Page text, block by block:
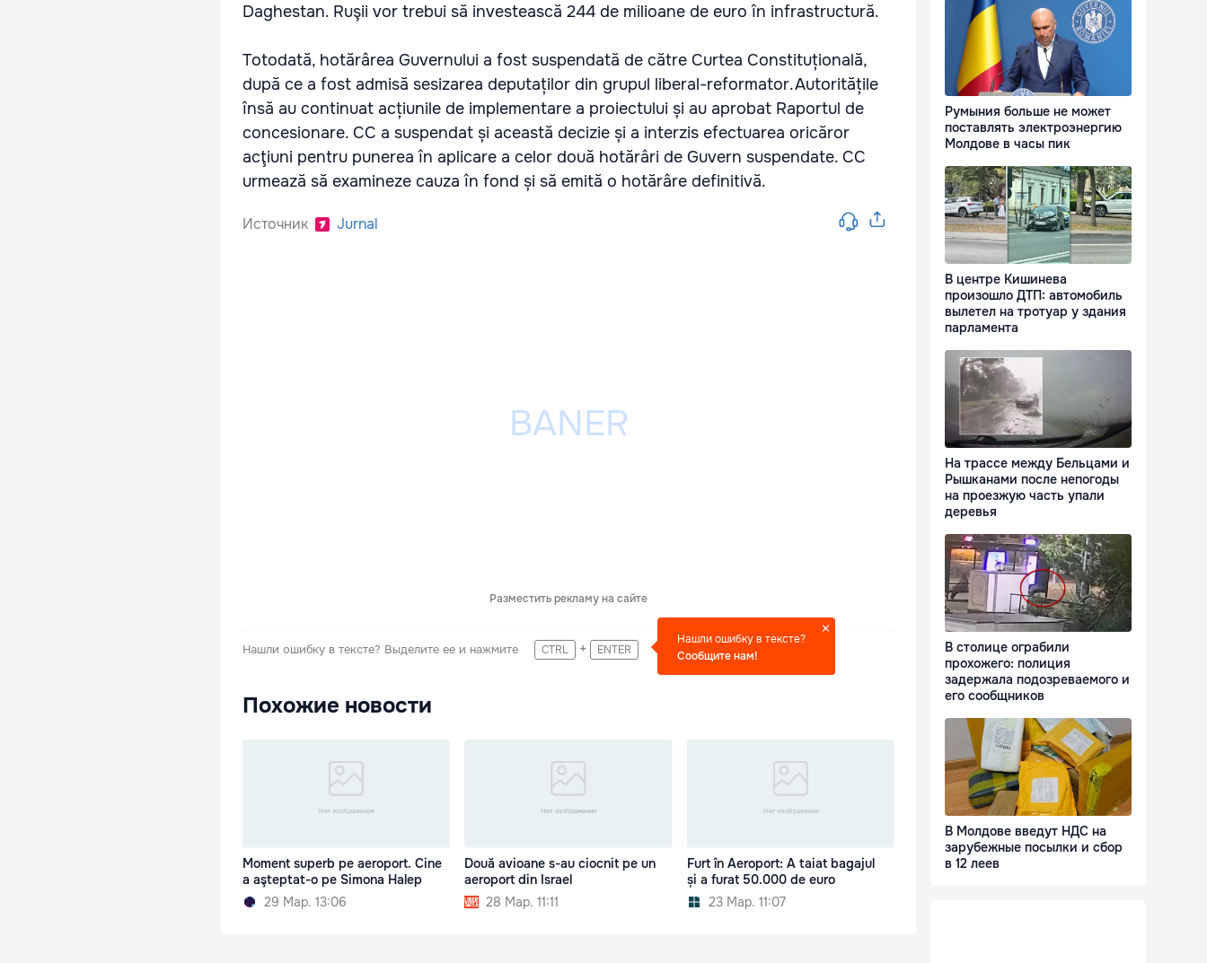
Daghestan. Ruşii vor trebui să investească 244 de milioane de euro în infrastructură.
Totodată, hotărârea Guvernului a fost suspendată de către Curtea Constituțională,
după ce a fost admisă sesizarea deputaților din grupul liberal-reformator.Autoritățile
însă au continuat acțiunile de implementare a proiectului și au aprobat Raportul de
concesionare. CC a suspendat și această decizie și a interzis efectuarea oricăror
acţiuni pentru punerea în aplicare a celor două hotărâri de Guvern suspendate. CC
urmează să examineze cauza în fond și să emită o hotărâre definitivă.
Источник Jurnal
Разместить рекламу на сайте
Нашли ошибку в тексте? Выделите ее и нажмите CTRL + ENTER
Нашли ошибку в тексте?
Сообщите нам!
Похожие новости
Moment superb pe aeroport. Cine
a aşteptat-o pe Simona Halep
29 Мар. 13:06
Două avioane s-au ciocnit pe un
aeroport din Israel
28 Мар. 11:11
Furt în Aeroport: A taiat bagajul
și a furat 50.000 de euro
23 Мар. 11:07
Румыния больше не может
поставлять электроэнергию
Молдове в часы пик
В центре Кишинева
произошло ДТП: автомобиль
вылетел на тротуар у здания
парламента
На трассе между Бельцами и
Рышканами после непогоды
на проезжую часть упали
деревья
В столице ограбили
прохожего: полиция
задержала подозреваемого и
его сообщников
В Молдове введут НДС на
зарубежные посылки и сбор
в 12 леев